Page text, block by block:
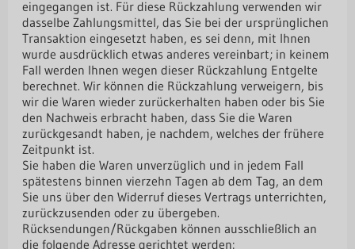
eingegangen ist. Für diese Rückzahlung verwenden wir
dasselbe Zahlungsmittel, das Sie bei der ursprünglichen
Transaktion eingesetzt haben, es sei denn, mit Ihnen
wurde ausdrücklich etwas anderes vereinbart; in keinem
Fall werden Ihnen wegen dieser Rückzahlung Entgelte
berechnet. Wir können die Rückzahlung verweigern, bis
wir die Waren wieder zurückerhalten haben oder bis Sie
den Nachweis erbracht haben, dass Sie die Waren
zurückgesandt haben, je nachdem, welches der frühere
Zeitpunkt ist.
Sie haben die Waren unverzüglich und in jedem Fall
spätestens binnen vierzehn Tagen ab dem Tag, an dem
Sie uns über den Widerruf dieses Vertrags unterrichten,
zurückzusenden oder zu übergeben.
Rücksendungen/Rückgaben können ausschließlich an
die folgende Adresse gerichtet werden: